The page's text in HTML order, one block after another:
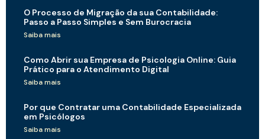
O Processo de Migração da sua Contabilidade:
Passo a Passo Simples e Sem Burocracia
Saiba mais
Como Abrir sua Empresa de Psicologia Online: Guia
Prático para o Atendimento Digital
Saiba mais
Por que Contratar uma Contabilidade Especializada
em Psicólogos
Saiba mais